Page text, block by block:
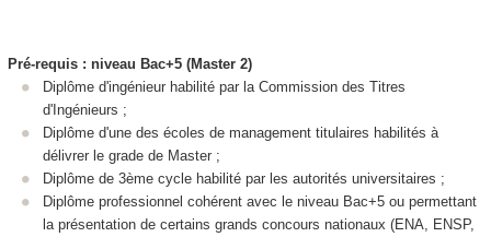
Pré-requis : niveau Bac+5 (Master 2)
Diplôme d'ingénieur habilité par la Commission des Titres
d'Ingénieurs ;
Diplôme d'une des écoles de management titulaires habilités à
délivrer le grade de Master ;
Diplôme de 3ème cycle habilité par les autorités universitaires ;
Diplôme professionnel cohérent avec le niveau Bac+5 ou permettant
la présentation de certains grands concours nationaux (ENA, ENSP,